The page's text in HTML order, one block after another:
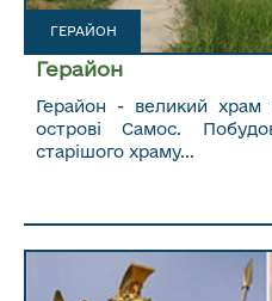
ГЕРАЙОН
Герайон
Герайон - великий храм
острові Самос.
старішого храму...